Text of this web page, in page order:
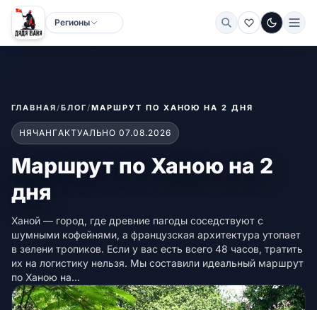
Регионы
Тёмная
ГЛАВНАЯ/БЛОГ/МАРШРУТ ПО ХАНОЮ НА 2 ДНЯ
НЯЧАНГАКТУАЛЬНО 07.08.2026
Маршрут по Ханою на 2
дня
Ханой — город, где древние пагоды соседствуют с
шумными кофейнями, а французская архитектура утопает
в зелени тропиков. Если у вас есть всего 48 часов, тратить
их на логистику нельзя. Мы составили идеальный маршрут
по Ханою на...